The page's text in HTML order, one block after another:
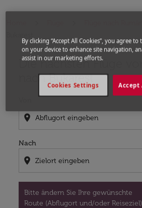
Die nächsten Flüge
nach Bukarest
location_on
Nach
location_on
Bitte ändern Sie Ihre gewünschte
Route (Abflugort und/oder Reiseziel)
Bitte ändern Sie Ihre
By clicking “Accept All Cookies”, you agree
on your device to enhance site navigation,
assist in our marketing efforts.
Accept
Cookies Settings